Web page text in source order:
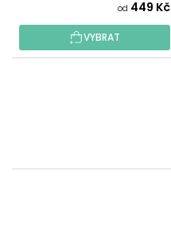
od 449 Kč
VYBRAT